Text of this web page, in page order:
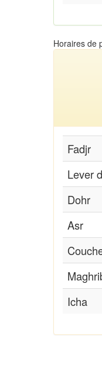
Horaires de
Fadjr
Lever
Dohr
Asr
Icha